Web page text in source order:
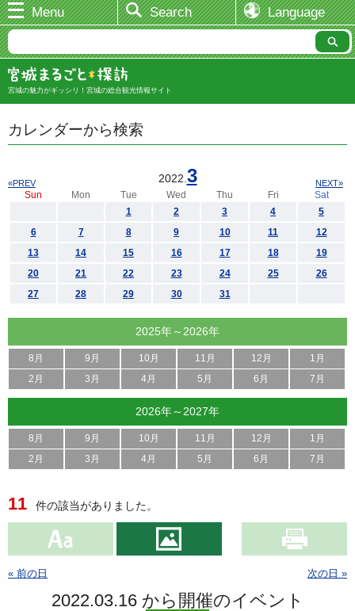
Menu Search Language
宮城の魅力がギッシリ！宮城の総合観光情報サイト
カレンダーから検索
2022. 3
«PREV NEXT»
Sun Mon Tue Wed Thu Fri
Sat
1
2 3 4
5
6
7 8 9 10 11
12
13
14 15 16 17 18
19
20
21 22 23 24 25
26
27
28 29 30 31
2025年～2026年
8月 9月 10月 11月 12月
1月
2月
3月 4月 5月 6月 7月
2026年～2027年
8月 9月 10月 11月 12月
1月
2月
3月 4月 5月 6月 7月
11 件の該当がありました。
« 前の日 次の日 »
2022.03.16 から開催のイベント